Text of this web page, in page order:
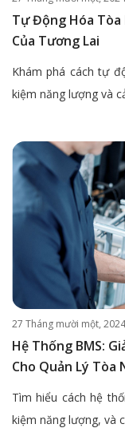
Tự Động Hóa Tòa
Của Tương Lai
Khám phá cách tự
kiệm năng lượng và
27 Tháng mười một, 2024
Hệ Thống BMS:
Cho Quản Lý Tòa
Tìm hiểu cách hệ
kiệm năng lượng, và